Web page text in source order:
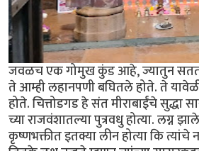
जवळच एक गोमुख कुंड आहे, ज्यातुन
ते आम्ही लहानपणी बघितले होते. ते
होते. चित्तोडगड हे संत मीराबाईंचे सुद्धा
च्या राजवंशातल्या पुत्रवधु होत्या. लग्न
कृष्णभक्तीत इतक्या लीन होत्या कि